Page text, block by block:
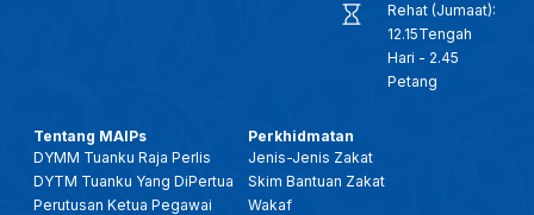
Rehat (Jumaat):
12.15Tengah
Hari - 2.45
Petang
Tentang MAIPs
DYMM Tuanku Raja Perlis
DYTM Tuanku Yang DiPertua
Perutusan Ketua Pegawai
Perkhidmatan
Jenis-Jenis Zakat
Skim Bantuan Zakat
Wakaf